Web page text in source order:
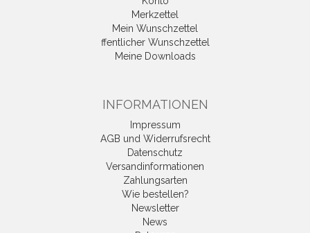
Merkzettel
Mein Wunschzettel
ffentlicher Wunschzettel
Meine Downloads
INFORMATIONEN
Impressum
AGB und Widerrufsrecht
Datenschutz
Versandinformationen
Zahlungsarten
Wie bestellen?
Newsletter
News